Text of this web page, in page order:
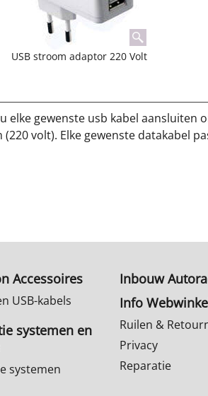
USB stroom adaptor 220 Volt
elke gewenste usb kabel aansluiten
volt). Elke gewenste datakabel
Accessoires
USB-kabels
systemen en
systemen
Inbouw
Info
Ruilen &
Privacy
Reparatie